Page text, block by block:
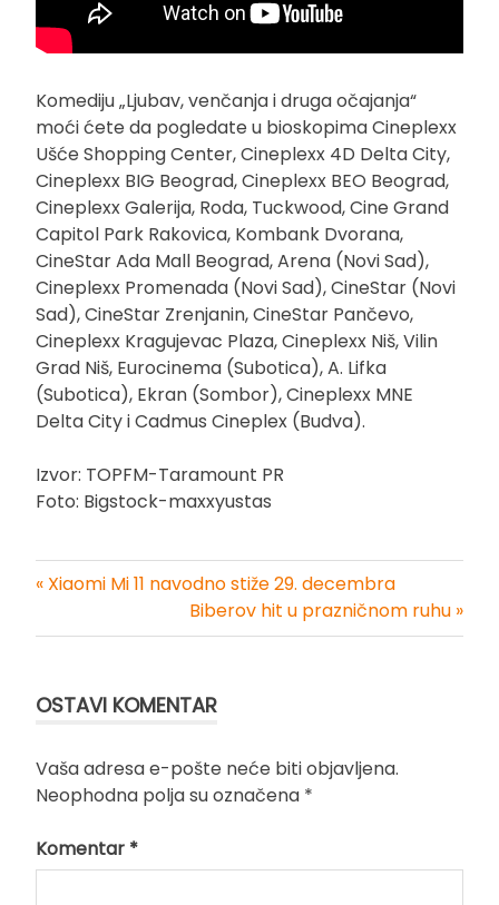
Komediju „Ljubav, venčanja i druga očajanja“
moći ćete da pogledate u bioskopima Cineplexx
Ušće Shopping Center, Cineplexx 4D Delta City,
Cineplexx BIG Beograd, Cineplexx BEO Beograd,
Cineplexx Galerija, Roda, Tuckwood, Cine Grand
Capitol Park Rakovica, Kombank Dvorana,
CineStar Ada Mall Beograd, Arena (Novi Sad),
Cineplexx Promenada (Novi Sad), CineStar (Novi
Sad), CineStar Zrenjanin, CineStar Pančevo,
Cineplexx Kragujevac Plaza, Cineplexx Niš, Vilin
Grad Niš, Eurocinema (Subotica), A. Lifka
(Subotica), Ekran (Sombor), Cineplexx MNE
Delta City i Cadmus Cineplex (Budva).
Izvor: TOPFM-Taramount PR
Foto: Bigstock-maxxyustas
« Xiaomi Mi 11 navodno stiže 29. decembra
Biberov hit u prazničnom ruhu »
OSTAVI KOMENTAR
Vaša adresa e-pošte neće biti objavljena.
Neophodna polja su označena *
Komentar *